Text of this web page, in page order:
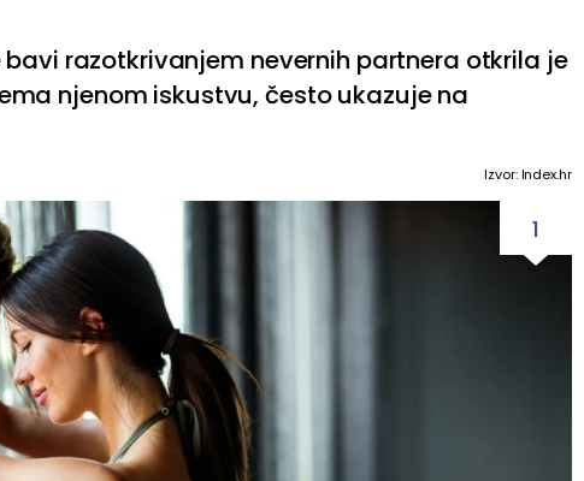
razotkrivanjem nevernih partnera otkrila je
njenom iskustvu, često ukazuje na
Izvor: Index.hr
1